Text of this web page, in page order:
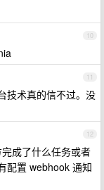
10
11
技术真的信不过。没
12
成了什么任务或者
配置 webhook 通知